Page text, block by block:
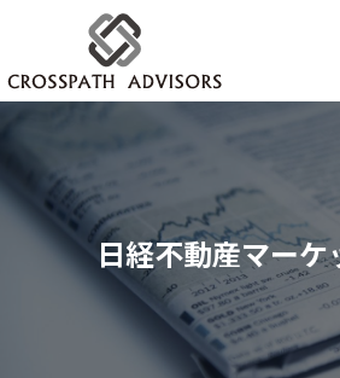
日経不動産マーケ